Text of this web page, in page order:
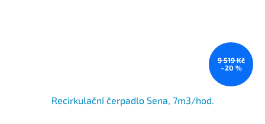
9 519 Kč
–20 %
Recirkulační čerpadlo Sena, 7m3/hod.